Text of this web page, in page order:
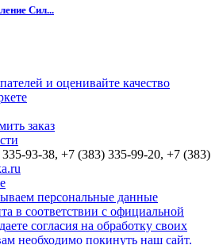
Сил...
заказ
93-38, +7 (383) 335-99-20, +7 (383)
персональные данные
в соответствии с официальной
согласия на обработку своих
необходимо покинуть наш сайт.